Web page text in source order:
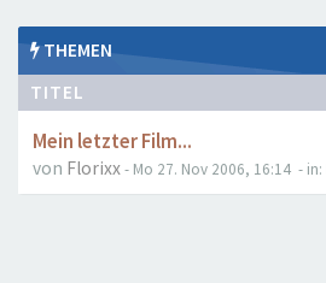
THEMEN
TITEL
Mein letzter Film...
von Florixx- Mo 27. Nov 2006, 16:14 - in: